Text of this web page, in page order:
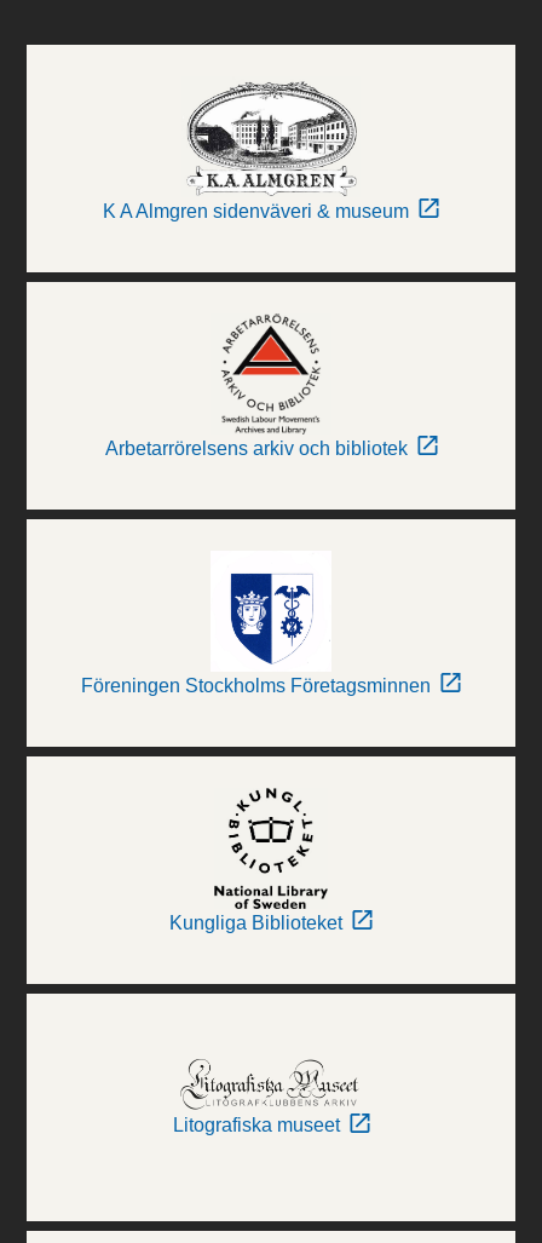
K A Almgren sidenväveri & museum
Arbetarrörelsens arkiv och bibliotek
Föreningen Stockholms Företagsminnen
Kungliga Biblioteket
Litografiska museet